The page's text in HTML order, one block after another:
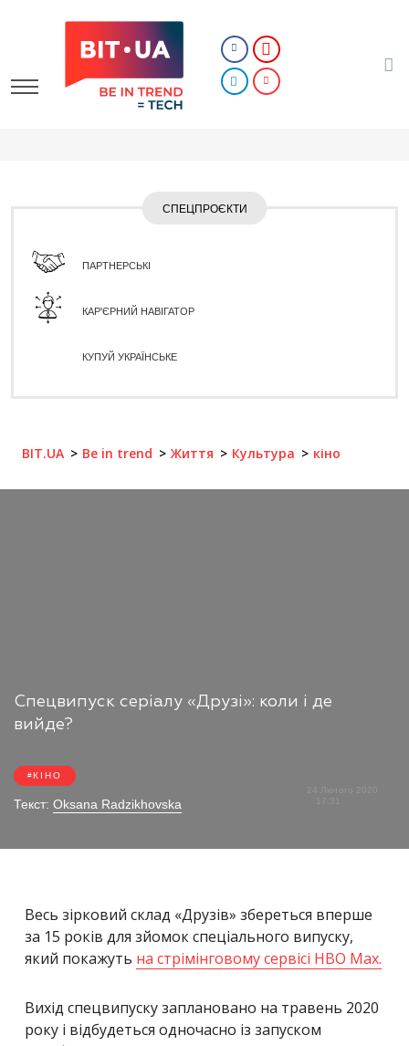
СПЕЦПРОЄКТИ
ПАРТНЕРСЬКІ
КАР'ЄРНИЙ НАВІГАТОР
КУПУЙ УКРАЇНСЬКЕ
BIT.UA Be in trend Життя Культура кіно
Спецвипуск серіалу «Друзі»: коли і де
вийде?
КІНО
Текст: Oksana Radzikhovska
24 Лютого 2020
17:31
Весь зірковий склад «Друзів» збереться вперше
за 15 років для зйомок спеціального випуску,
який покажуть на стрімінговому сервісі HBO Max.
Вихід спецвипуску заплановано на травень 2020
року і відбудеться одночасно із запуском